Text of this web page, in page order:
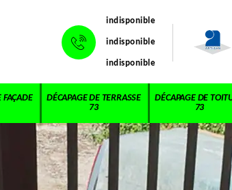
indisponible
indisponible
indisponible
FAÇADE
DÉCAPAGE DE TERRASSE
73
DÉCAPAGE DE
73